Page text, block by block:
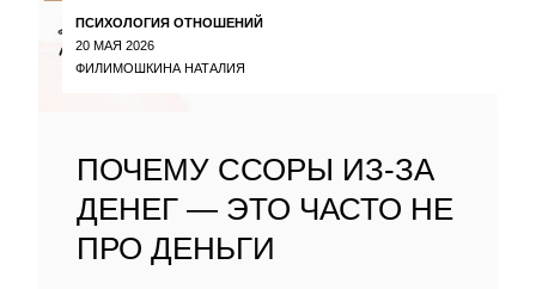
ПСИХОЛОГИЯ ОТНОШЕНИЙ
20 МАЯ 2026
ФИЛИМОШКИНА НАТАЛИЯ
ПОЧЕМУ ССОРЫ ИЗ-ЗА
ДЕНЕГ — ЭТО ЧАСТО НЕ
ПРО ДЕНЬГИ